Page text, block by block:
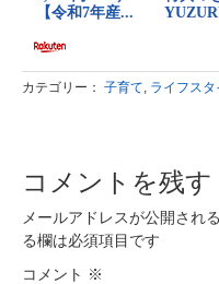
カテゴリー： 子育て, ライフスタ
コメントを残す
メールアドレスが公開され
る欄は必須項目です
コメント ※